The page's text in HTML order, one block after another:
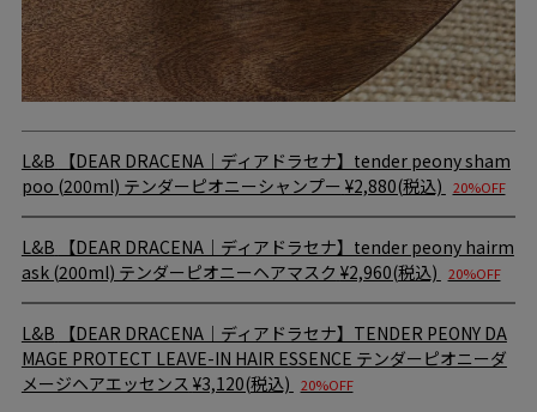
L&B
【DEAR DRACENA｜ディアドラセナ】tender peony sham
poo (200ml) テンダーピオニーシャンプー ¥2,880(税込) 20%OFF
L&B
【DEAR DRACENA｜ディアドラセナ】tender peony hairm
ask (200ml) テンダーピオニーヘアマスク ¥2,960(税込) 20%OFF
L&B
【DEAR DRACENA｜ディアドラセナ】TENDER PEONY DA
MAGE PROTECT LEAVE-IN HAIR ESSENCE テンダーピオニーダ
メージヘアエッセンス ¥3,120(税込) 20%OFF